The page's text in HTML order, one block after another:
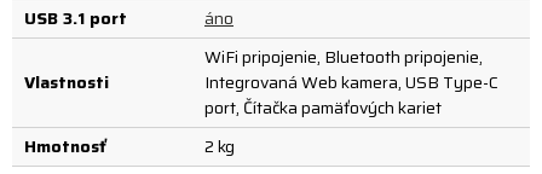
USB 3.1 port
áno
Vlastnosti
WiFi pripojenie, Bluetooth pripojenie,
Integrovaná Web kamera, USB Type-C
port, Čítačka pamäťových kariet
Hmotnosť
2 kg